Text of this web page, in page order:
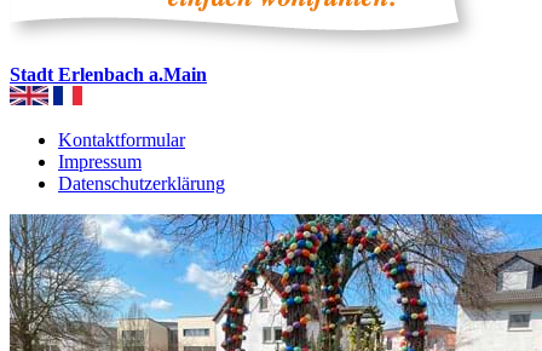
Stadt Erlenbach a.Main
Kontaktformular
Impressum
Datenschutzerklärung